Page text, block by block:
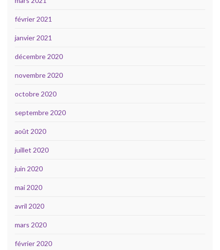
février 2021
janvier 2021
décembre 2020
novembre 2020
octobre 2020
septembre 2020
août 2020
juillet 2020
juin 2020
mai 2020
avril 2020
mars 2020
février 2020